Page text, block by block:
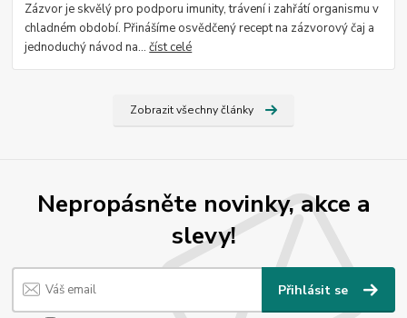
Zázvor je skvělý pro podporu imunity, trávení i zahřátí organismu v
chladném období. Přinášíme osvědčený recept na zázvorový čaj a
jednoduchý návod na...číst celé
Zobrazit všechny články
Nepropásněte novinky, akce a
slevy!
Přihlásit se